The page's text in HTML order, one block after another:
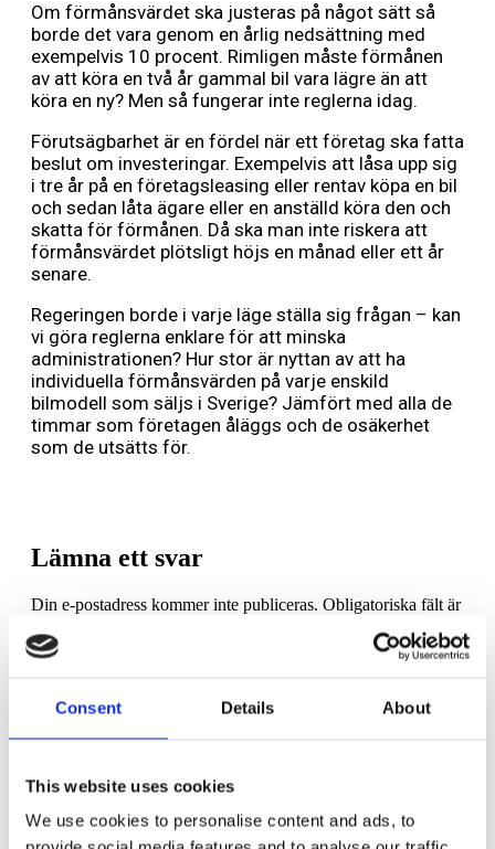
Consent Details About
This website uses cookies
We use cookies to personalise content and ads, to
Om förmånsvärdet ska justeras på något sätt så
borde det vara genom en årlig nedsättning med
exempelvis 10 procent. Rimligen måste förmånen
av att köra en två år gammal bil vara lägre än att
köra en ny? Men så fungerar inte reglerna idag.
Förutsägbarhet är en fördel när ett företag ska fatta
beslut om investeringar. Exempelvis att låsa upp sig
i tre år på en företagsleasing eller rentav köpa en bil
och sedan låta ägare eller en anställd köra den och
skatta för förmånen. Då ska man inte riskera att
förmånsvärdet plötsligt höjs en månad eller ett år
senare.
Regeringen borde i varje läge ställa sig frågan – kan
vi göra reglerna enklare för att minska
administrationen? Hur stor är nyttan av att ha
individuella förmånsvärden på varje enskild
bilmodell som säljs i Sverige? Jämfört med alla de
timmar som företagen åläggs och de osäkerhet
som de utsätts för.
Lämna ett svar
Din e-postadress kommer inte publiceras. Obligatoriska fält är
Kommentar
Namn*